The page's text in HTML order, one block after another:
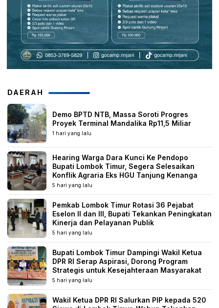
DAERAH
Demo BPTD NTB, Massa Soroti Progres
Proyek Terminal Mandalika Rp11,5 Miliar
1 hari yang lalu
Hearing Warga Dara Kunci Ke Pendopo
Bupati Lombok Timur, Segera Selesaikan
Konflik Agraria Eks HGU Tanjung Kenanga
5 hari yang lalu
Pemkab Lombok Timur Rotasi 36 Pejabat
Eselon II dan III, Bupati Tekankan Peningkatan
Kinerja dan Pelayanan Publik
5 hari yang lalu
Bupati Lombok Timur Dampingi Wakil Ketua
DPR RI Serap Aspirasi, Dorong Program
Strategis untuk Kesejahteraan Masyarakat
5 hari yang lalu
Wakil Ketua DPR RI Salurkan PIP kepada 520